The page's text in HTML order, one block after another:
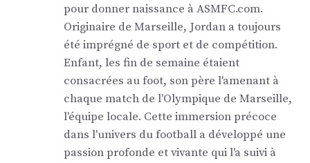
pour donner naissance à ASMFC.com.
Originaire de Marseille, Jordan a toujours
été imprégné de sport et de compétition.
Enfant, les fin de semaine étaient
consacrées au foot, son père l'amenant à
chaque match de l'Olympique de Marseille,
l'équipe locale. Cette immersion précoce
dans l'univers du football a développé une
passion profonde et vivante qui l'a suivi à